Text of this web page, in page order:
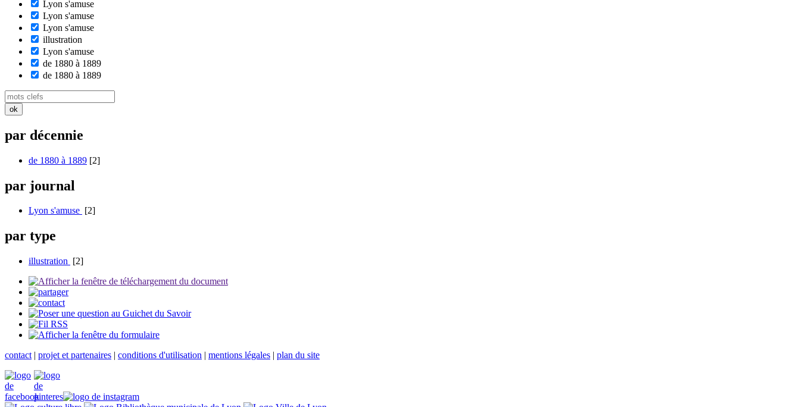
Lyon s'amuse
Lyon s'amuse
Lyon s'amuse
illustration
Lyon s'amuse
de 1880 à 1889
de 1880 à 1889
par décennie
de 1880 à 1889 [2]
par journal
Lyon s'amuse [2]
par type
illustration [2]
contact | projet et partenaires | conditions d'utilisation | mentions légales | plan du site